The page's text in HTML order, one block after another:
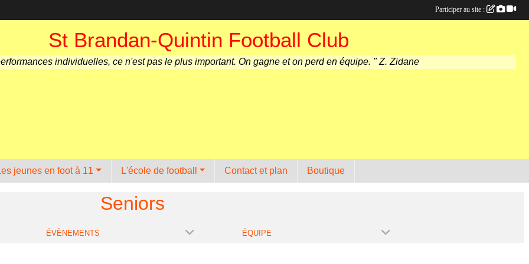
St Brandan-Quintin Football Club
individuelles, ce n'est pas le plus important. On gagne et on perd en équipe. " Z. Zidane
jeunes en foot à 11 L'école de football Contact et plan Boutique
Seniors
ÉVÈNEMENTS ÉQUIPE
Participer au site :